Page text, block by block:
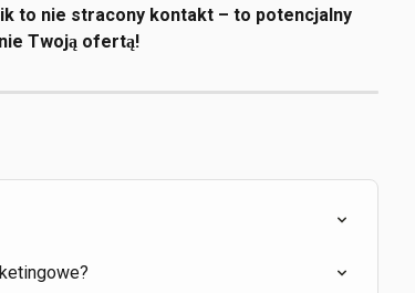
to nie stracony kontakt – to potencjalny
Twoją ofertą!